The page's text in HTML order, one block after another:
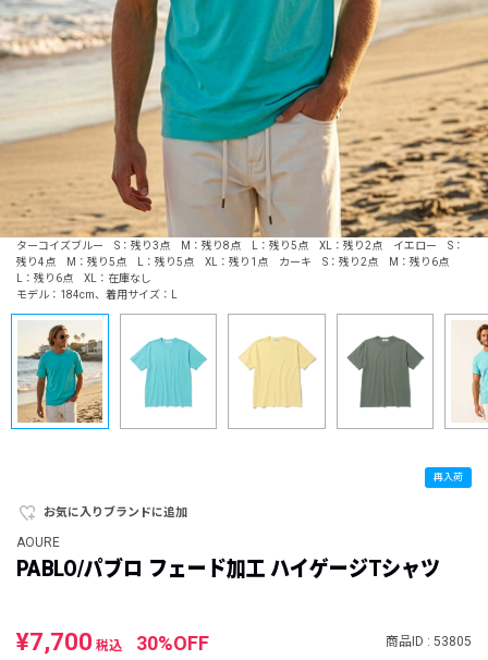
ターコイズブルー S：残り3点 M：残り8点 L：残り5点 XL：残り2点 イエロー S：
残り4点 M：残り5点 L：残り5点 XL：残り1点 カーキ S：残り2点 M：残り6点
L：残り6点 XL：在庫なし
モデル：184cm、着用サイズ：L
再入荷
お気に入りブランドに追加
AOURE
PABLO/パブロ フェード加工 ハイゲージTシャツ
¥7,700 税込 30%OFF 商品ID : 53805